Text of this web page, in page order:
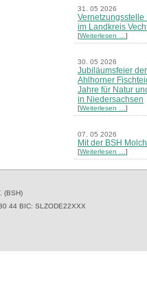
31. 05 2026
Vernetzungsstelle
im Landkreis
[Weiterlesen … ]
30. 05 2026
Jubiläumsfeier
Ahlhorner
Jahre für Natur
in Niedersachsen
[Weiterlesen … ]
07. 05 2026
Mit der BSH
[Weiterlesen … ]
[Weiterlesen …
(BSH)
44 BIC: SLZODE22XXX